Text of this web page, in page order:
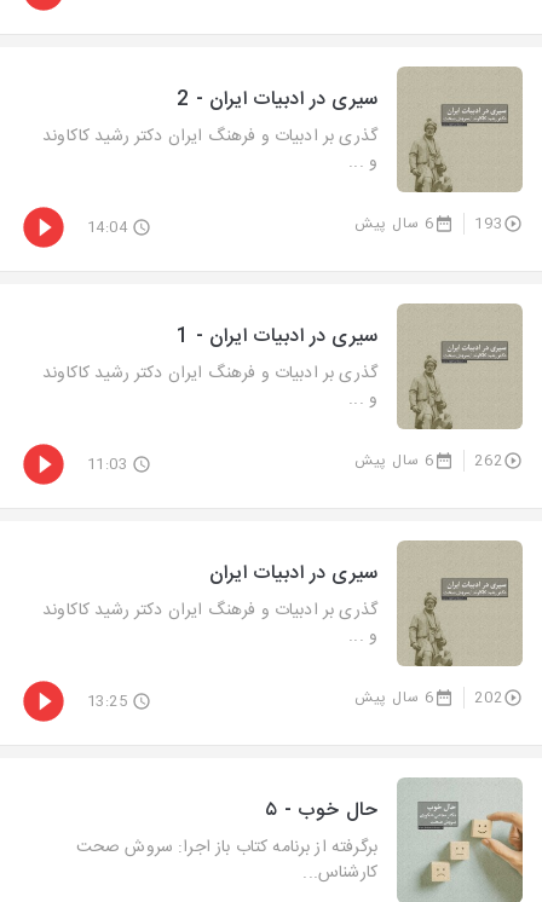
سیری در ادبیات ایران - 2
گذری بر ادبیات و فرهنگ ایران دکتر رشید کاکاوند
و ...
193 6 سال پیش 14:04
سیری در ادبیات ایران - 1
گذری بر ادبیات و فرهنگ ایران دکتر رشید کاکاوند
و ...
262 6 سال پیش 11:03
سیری در ادبیات ایران
گذری بر ادبیات و فرهنگ ایران دکتر رشید کاکاوند
و ...
202 6 سال پیش 13:25
حال خوب - ۵
برگرفته از برنامه کتاب باز اجرا: سروش صحت
کارشناس...